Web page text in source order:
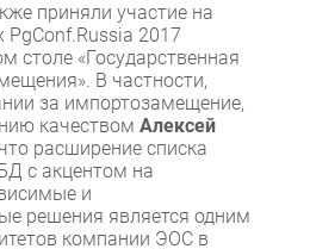
приняли участие на
2017
столе «Государственная
В частности,
за импортозамещение,
качеством Алексей
расширение списка
с акцентом на
и
решения является одним
компании ЭОС в